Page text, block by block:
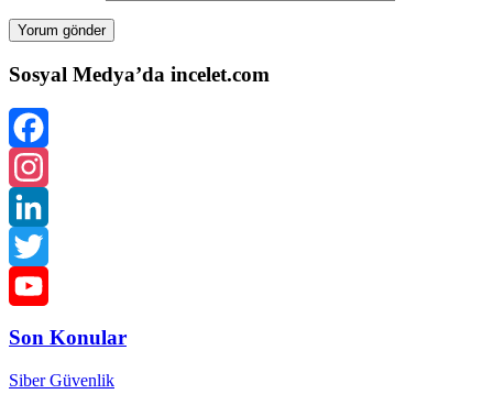
Sosyal Medya’da incelet.com
Facebook
Instagram
LinkedIn
Twitter
Son Konular
Siber Güvenlik